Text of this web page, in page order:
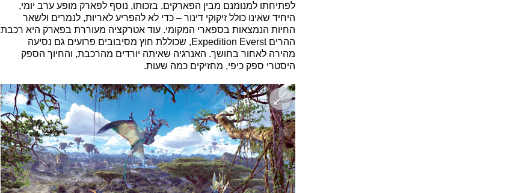
לפתיחתו למנומנם מבין הפארקים. בזכותו, נוסף לפארק מופע ערב יומי,
היחיד שאינו כולל זיקוקי דינור – כדי לא להפריע לאריות, לנמרים ולשאר
החיות הנמצאות בספארי המקומי. עוד אטרקציה מעוררת בפארק היא רכבת
ההרים Expedition Everst, שכוללת חוץ מסיבובים פרועים גם נסיעה
מהירה לאחור בחושך. האנרגיה שאיתה יורדים מהרכבת, והחיוך הספק
היסטרי ספק כיפי, מחזיקים כמה שעות.